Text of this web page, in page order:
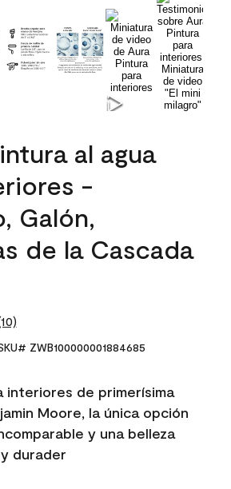
al agua
-
Galón,
de la Cascada
ZWB100000001884685
interiores de primerísima
Moore, la única opción
y una belleza
durader